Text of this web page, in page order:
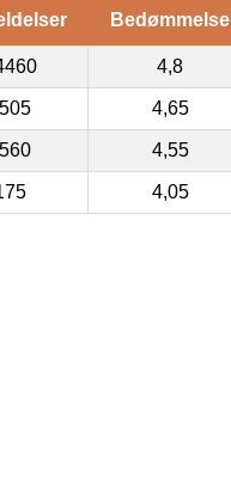
Bedømmelse
4,8
4,65
4,55
4,05